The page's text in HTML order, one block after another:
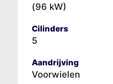
(96 kW)
Cilinders
5
Aandrijving
Voorwielen